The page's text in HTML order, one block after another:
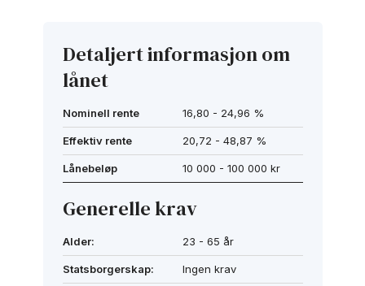
Detaljert informasjon om
lånet
Nominell rente 16,80 - 24,96 %
Effektiv rente 20,72 - 48,87 %
Lånebeløp 10 000 - 100 000 kr
Generelle krav
Alder: 23 - 65 år
Statsborgerskap: Ingen krav